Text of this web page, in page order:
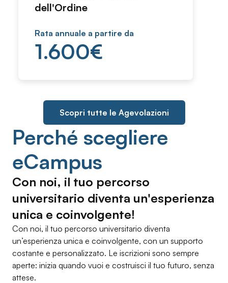
dell'Ordine
Rata annuale a partire da
1.600€
Scopri tutte le Agevolazioni
Perché scegliere
eCampus
Con noi, il tuo percorso
universitario diventa un'esperienza
unica e coinvolgente!
Con noi, il tuo percorso universitario diventa
un’esperienza unica e coinvolgente, con un supporto
costante e personalizzato. Le iscrizioni sono sempre
aperte: inizia quando vuoi e costruisci il tuo futuro, senza
attese.